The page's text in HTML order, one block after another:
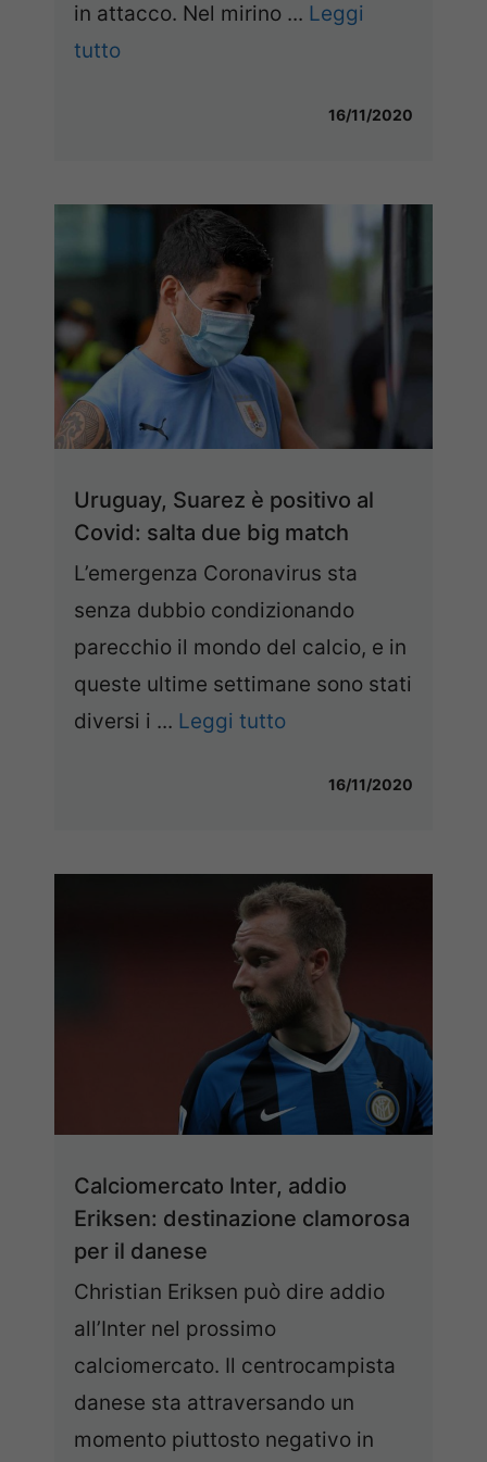
in attacco. Nel mirino ... Leggi
tutto
16/11/2020
Uruguay, Suarez è positivo al
Covid: salta due big match
L’emergenza Coronavirus sta
senza dubbio condizionando
parecchio il mondo del calcio, e in
queste ultime settimane sono stati
diversi i ... Leggi tutto
16/11/2020
Calciomercato Inter, addio
Eriksen: destinazione clamorosa
per il danese
Christian Eriksen può dire addio
all’Inter nel prossimo
calciomercato. Il centrocampista
danese sta attraversando un
momento piuttosto negativo in